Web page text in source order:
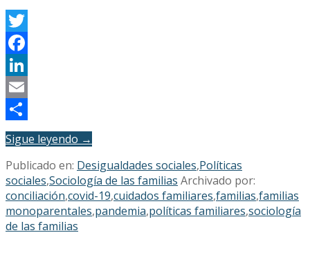
Twitter
Facebook
LinkedIn
Email
Compartir
Sigue leyendo →
Publicado en: Desigualdades sociales,Políticas
sociales,Sociología de las familias Archivado por:
conciliación,covid-19,cuidados familiares,familias,familias
monoparentales,pandemia,políticas familiares,sociología
de las familias